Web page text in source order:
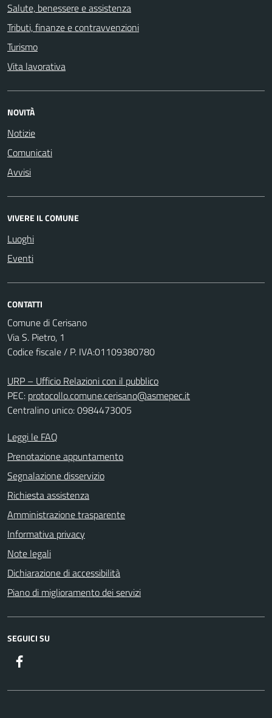
Salute, benessere e assistenza
Tributi, finanze e contravvenzioni
Turismo
Vita lavorativa
NOVITÀ
Notizie
Comunicati
Avvisi
VIVERE IL COMUNE
Luoghi
Eventi
CONTATTI
Comune di Cerisano
Via S. Pietro, 1
Codice fiscale / P. IVA:01109380780
URP – Ufficio Relazioni con il pubblico
PEC: protocollo.comune.cerisano@asmepec.it
Centralino unico: 0984473005
Leggi le FAQ
Prenotazione appuntamento
Segnalazione disservizio
Richiesta assistenza
Amministrazione trasparente
Informativa privacy
Note legali
Dichiarazione di accessibilità
Piano di miglioramento dei servizi
SEGUICI SU